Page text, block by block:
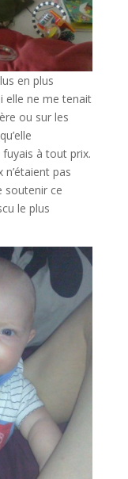
en plus
elle ne me tenait
ou sur les
fuyais à tout prix.
pas
soutenir ce
le plus